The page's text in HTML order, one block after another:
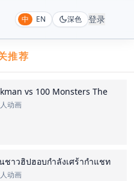
中 EN 深色 登录
推荐
Stickman vs 100 Monsters The
动画
ชาวฮิปฮอบกำลังเศร้ากำแชท
动画